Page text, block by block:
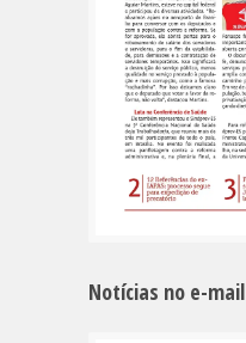
Notícias no e-mail